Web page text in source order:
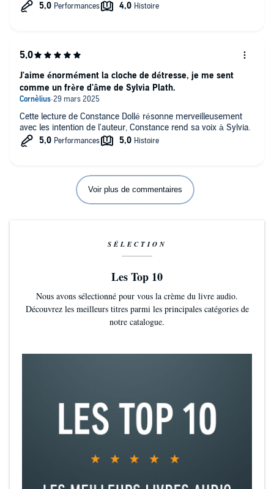
tristement cynique sur le monde dans lequel elle vit. J'ai été
énormément touchée par sa désespérance, où la mort lui
semble la seule issue possible.
« La cloche de détresse » est un roman d'une grande
intensité. J'ai été bouleversée par la puissance des mots, par
la justesse des ressentis, par l'écriture superbe de Sylvia Plath.
La version audio Gallimard, lue par Constance Dollé est
saisissante de justesse. J’ai été complètement conquise par
Cette lecture de Constance Dollé résonne merveilleusement
avec les intention de l'auteur, Constance rend sa voix à Sylvia.
J'aime énormément la cloche de détresse, je me sent
comme un frère d'âme de Sylvia Plath.
Voir plus de commentaires
SÉLECTION
Les Top 10
Nous avons sélectionné pour vous la crème du livre audio.
Découvrez les meilleurs titres parmi les principales catégories de
notre catalogue.